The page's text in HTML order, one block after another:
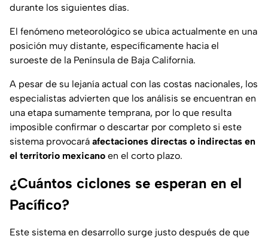
durante los siguientes días.
El fenómeno meteorológico se ubica actualmente en una
posición muy distante, específicamente hacia el
suroeste de la Península de Baja California.
A pesar de su lejanía actual con las costas nacionales, los
especialistas advierten que los análisis se encuentran en
una etapa sumamente temprana, por lo que resulta
imposible confirmar o descartar por completo si este
sistema provocará afectaciones directas o indirectas en
el territorio mexicano en el corto plazo.
¿Cuántos ciclones se esperan en el
Pacífico?
Este sistema en desarrollo surge justo después de que